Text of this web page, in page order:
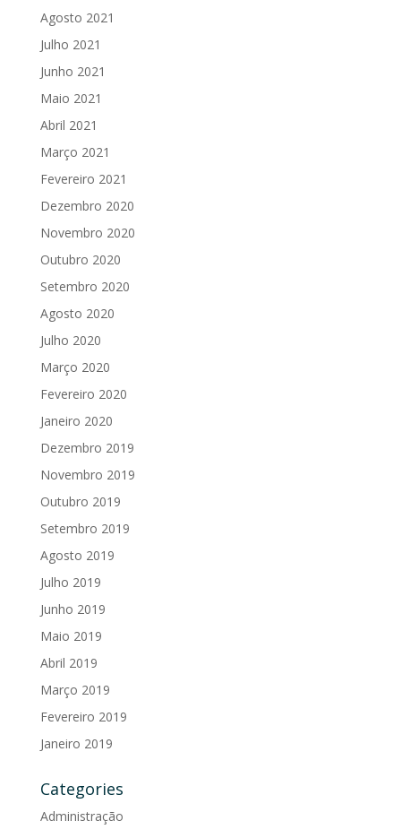
Agosto 2021
Julho 2021
Junho 2021
Maio 2021
Abril 2021
Março 2021
Fevereiro 2021
Dezembro 2020
Novembro 2020
Outubro 2020
Setembro 2020
Agosto 2020
Julho 2020
Março 2020
Fevereiro 2020
Janeiro 2020
Dezembro 2019
Novembro 2019
Outubro 2019
Setembro 2019
Agosto 2019
Julho 2019
Junho 2019
Maio 2019
Abril 2019
Março 2019
Fevereiro 2019
Janeiro 2019
Categories
Administração